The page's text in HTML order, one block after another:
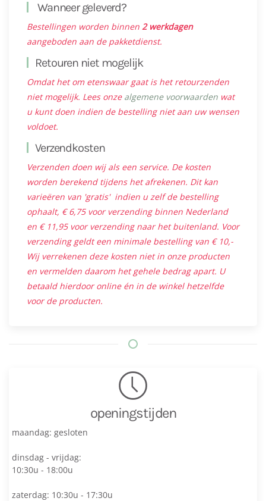
Wanneer geleverd?
Bestellingen worden binnen 2 werkdagen
aangeboden aan de pakketdienst.
Retouren niet mogelijk
Omdat het om etenswaar gaat is het retourzenden
niet mogelijk. Lees onze algemene voorwaarden wat
u kunt doen indien de bestelling niet aan uw wensen
voldoet.
Verzendkosten
Verzenden doen wij als een service. De kosten
worden berekend tijdens het afrekenen. Dit kan
varieëren van 'gratis' indien u zelf de bestelling
ophaalt, € 6,75 voor verzending binnen Nederland
en € 11,95 voor verzending naar het buitenland. Voor
verzending geldt een minimale bestelling van € 10,-
Wij verrekenen deze kosten niet in onze producten
en vermelden daarom het gehele bedrag apart. U
betaald hierdoor online én in de winkel hetzelfde
voor de producten.
openingstijden
maandag: gesloten
dinsdag - vrijdag:
10:30u - 18:00u
zaterdag: 10:30u - 17:30u